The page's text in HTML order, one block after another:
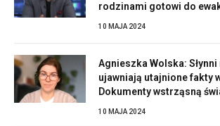
rodzinami gotowi do
10 MAJA 2024
Agnieszka Wolska:
ujawniają utajnione fakty
Dokumenty wstrząsną
10 MAJA 2024